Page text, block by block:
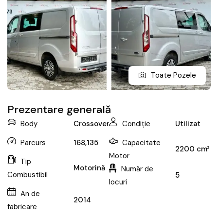
Toate Pozele
Prezentare generală
Body
Crossover
Parcurs
168,135
Tip
Combustibil
Motorină
An de
fabricare
2014
Condiție
Utilizat
Capacitate
Motor
2200 cm³
Număr de
locuri
5